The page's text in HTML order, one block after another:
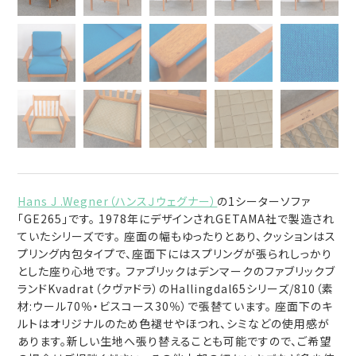
Hans J .Wegner（ハンスＪウェグナー） の1シーターソファ
「GE265」です。 1978年にデザインされGETAMA社で製造され
ていたシリーズです。 座面の幅もゆったりとあり、クッションはス
プリング内包タイプで、座面下にはスプリングが張られしっかり
とした座り心地です。 ファブリックはデンマークのファブリックブ
ランドKvadrat（クヴァドラ）のHallingdal65シリーズ/810（素
材:ウール70％・ビスコース30％）で張替ています。 座面下のキ
ルトはオリジナルのため色褪せやほつれ、シミなどの使用感が
あります。新しい生地へ張り替えることも可能ですので、ご希望